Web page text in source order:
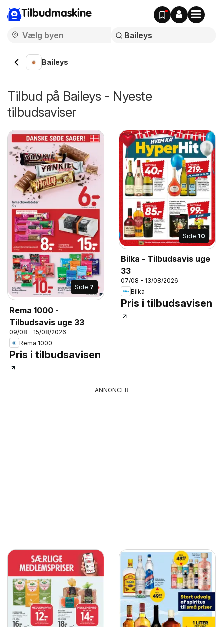
Tilbudmaskine
Baileys
Tilbud på Baileys - Nyeste
tilbudsaviser
Side 7
Rema 1000 -
Tilbudsavis uge 33
09/08 - 15/08/2026
Rema 1000
Pris i tilbudsavisen
Side 10
Bilka - Tilbudsavis uge
33
07/08 - 13/08/2026
Bilka
Pris i tilbudsavisen
ANNONCER